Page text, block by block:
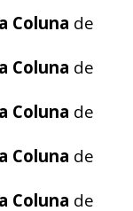
Coluna de
Coluna de
Coluna de
Coluna de
Coluna de